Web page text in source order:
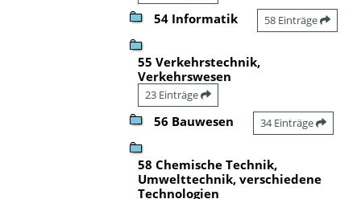
54 Informatik 58 Einträge
55 Verkehrstechnik,
Verkehrswesen
23 Einträge
56 Bauwesen 34 Einträge
58 Chemische Technik,
Umwelttechnik, verschiedene
Technologien